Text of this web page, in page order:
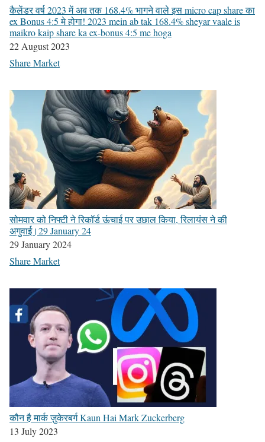
कैलेंडर वर्ष 2023 में अब तक 168.4% भागने वाले इस micro cap share का
ex Bonus 4:5 मे होगा! 2023 mein ab tak 168.4% sheyar vaale is
maikro kaip share ka ex-bonus 4:5 me hoga
22 August 2023
Share Market
सोमवार को निफ्टी ने रिकॉर्ड ऊंचाई पर उछाल किया, रिलायंस ने की
अगुवाई।29 January 24
29 January 2024
Share Market
कौन है मार्क ज़ुकेरबर्ग Kaun Hai Mark Zuckerberg
13 July 2023